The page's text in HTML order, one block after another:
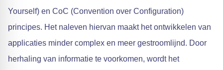
Yourself) en CoC (Convention over Configuration)
principes. Het naleven hiervan maakt het ontwikkelen van
applicaties minder complex en meer gestroomlijnd. Door
herhaling van informatie te voorkomen, wordt het